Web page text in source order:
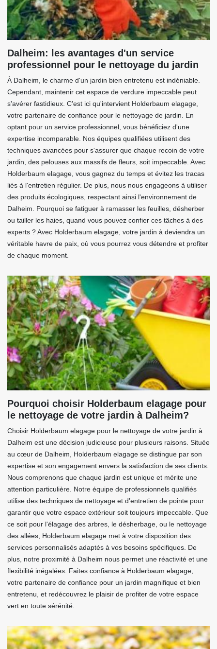
Dalheim: les avantages d'un service
professionnel pour le nettoyage du jardin
À Dalheim, le charme d'un jardin bien entretenu est indéniable.
Cependant, maintenir cet espace de verdure impeccable peut
s'avérer fastidieux. C'est ici qu'intervient Holderbaum elagage,
votre partenaire de confiance pour le nettoyage de jardin. En
optant pour un service professionnel, vous bénéficiez d'une
expertise incomparable. Nos équipes qualifiées utilisent des
techniques avancées pour s'assurer que chaque recoin de votre
jardin, des pelouses aux massifs de fleurs, soit impeccable. Avec
Holderbaum elagage, vous gagnez du temps et évitez les tracas
liés à l'entretien régulier. De plus, nous nous engageons à utiliser
des produits écologiques, respectant ainsi l'environnement de
Dalheim. Pourquoi se fatiguer à ramasser les feuilles, désherber
ou tailler les haies, quand vous pouvez confier ces tâches à des
experts ? Avec Holderbaum elagage, votre jardin à deviendra un
véritable havre de paix, où vous pourrez vous détendre et profiter
de chaque moment.
Pourquoi choisir Holderbaum elagage pour
le nettoyage de votre jardin à Dalheim?
Choisir Holderbaum elagage pour le nettoyage de votre jardin à
Dalheim est une décision judicieuse pour plusieurs raisons. Située
au cœur de Dalheim, Holderbaum elagage se distingue par son
expertise et son engagement envers la satisfaction de ses clients.
Nous comprenons que chaque jardin est unique et mérite une
attention particulière. Notre équipe de professionnels qualifiés
utilise des techniques de nettoyage et d’entretien de pointe pour
garantir que votre espace extérieur soit toujours impeccable. Que
ce soit pour l'élagage des arbres, le désherbage, ou le nettoyage
des allées, Holderbaum elagage met à votre disposition des
services personnalisés adaptés à vos besoins spécifiques. De
plus, notre proximité à Dalheim nous permet une réactivité et une
flexibilité inégalées. Faites confiance à Holderbaum elagage,
votre partenaire de confiance pour un jardin magnifique et bien
entretenu, et redécouvrez le plaisir de profiter de votre espace
vert en toute sérénité.